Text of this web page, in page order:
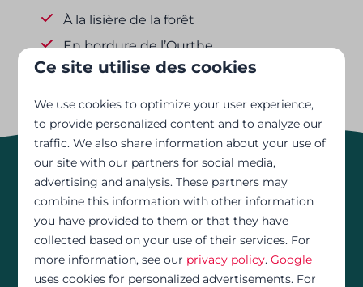
À la lisière de la forêt
En bordure de l’Ourthe
Nombreuses activités de loisirs
Parc de vacances à taille
humaine en Belgique
Ce site utilise des cookies
We use cookies to optimize your user experience,
to provide personalized content and to analyze our
traffic. We also share information about your use of
our site with our partners for social media,
advertising and analysis. These partners may
combine this information with other information
you have provided to them or that they have
collected based on your use of their services. For
more information, see our privacy policy.Google
uses cookies for personalized advertisements. For